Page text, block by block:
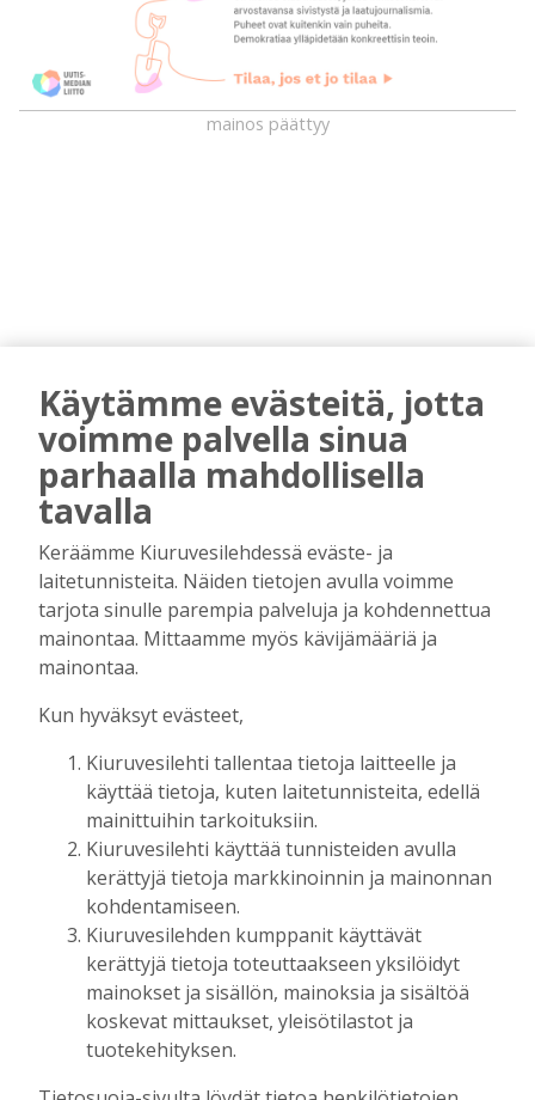
mainos päättyy
AIEMMIN AIHEESTA
Majasaaren marjamies kävi katsomassa
“laitumiensa” tämän kesän tuottoa
Tilaajille
Kiuruveden Jänteen 60-vuotisjuhlassa:
Nuorissa ja talkoohenkisessä
seuratoiminnassa on urheilun tulevaisuus
Tilaajille
vuosia Antero Ruotsalaisen ajatuksissa
Tilaajille
Toimitus 17.7.2026 08:00
Uusi kanttori: “Musiikki- ja
kuorotoiminta liittyvät seurakuntatyöhön
– julistukseen”
Tilaajille
Toimitus 11.7.2026 12:00
Fehmin juttusilla on käynyt tänä vuonna
jo noin 50 tammaa – miksi hyvää
siitosoria ei kuitenkaan hyväksytty
Käytämme evästeitä, jotta
voimme palvella sinua
parhaalla mahdollisella
tavalla
Keräämme Kiuruvesilehdessä eväste- ja
laitetunnisteita. Näiden tietojen avulla voimme
tarjota sinulle parempia palveluja ja kohdennettua
mainontaa. Mittaamme myös kävijämääriä ja
mainontaa.
Kun hyväksyt evästeet,
Kiuruvesilehti tallentaa tietoja laitteelle ja
käyttää tietoja, kuten laitetunnisteita, edellä
mainittuihin tarkoituksiin.
Kiuruvesilehti käyttää tunnisteiden avulla
kerättyjä tietoja markkinoinnin ja mainonnan
kohdentamiseen.
Kiuruvesilehden kumppanit käyttävät
kerättyjä tietoja toteuttaakseen yksilöidyt
mainokset ja sisällön, mainoksia ja sisältöä
koskevat mittaukset, yleisötilastot ja
tuotekehityksen.